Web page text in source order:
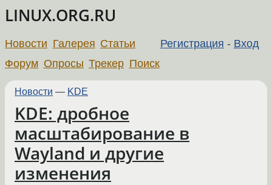
LINUX.ORG.RU
Регистрация - Вход
Новости Галерея Статьи
Форум Опросы Трекер Поиск
Новости — KDE
KDE: дробное
масштабирование в
Wayland и другие
изменения